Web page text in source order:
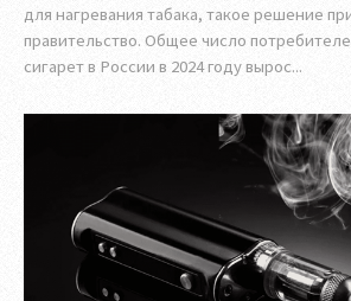
для нагревания табака, такое решение
правительство. Общее число
сигарет в России в 2024 году вырос...